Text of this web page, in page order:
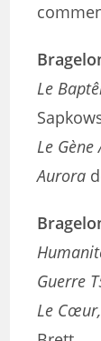
Le
Le
Aurora
Guerre
Le